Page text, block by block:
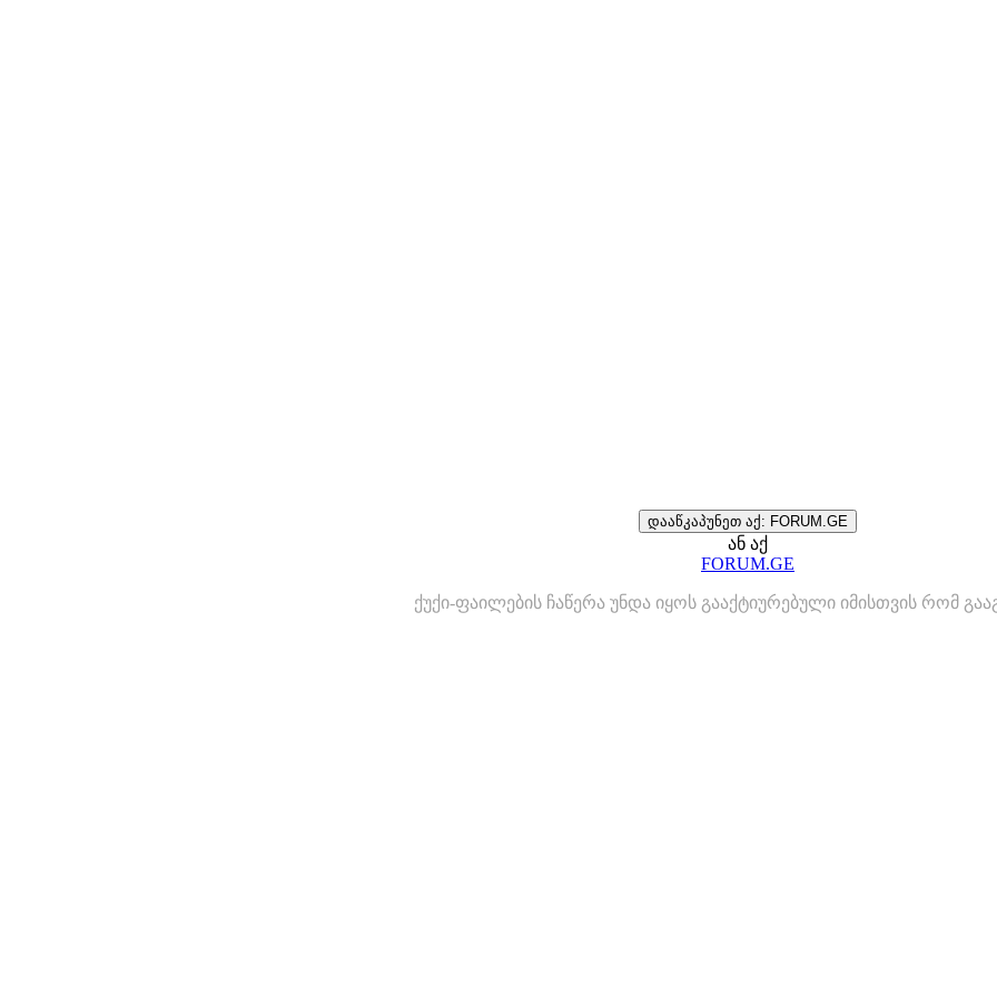
დააწკაპუნეთ აქ: FORUM.GE
ან აქ
FORUM.GE
ქუქი-ფაილების ჩაწერა უნდა იყოს გააქტიურებული იმისთვის რომ